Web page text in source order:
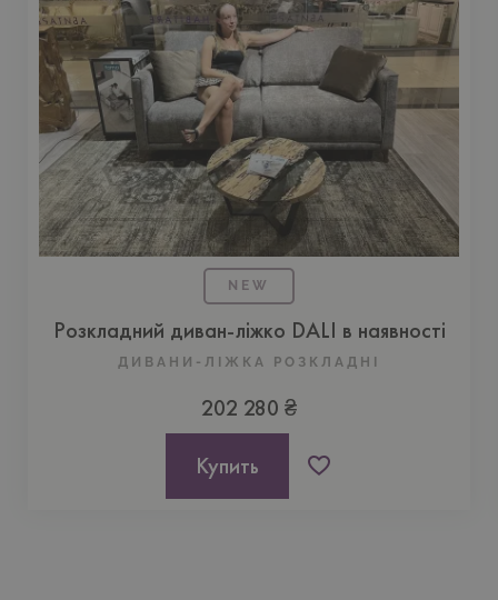
NEW
Розкладний диван-ліжко DALI в наявності
ДИВАНИ-ЛІЖКА РОЗКЛАДНІ
202 280 ₴
Купить